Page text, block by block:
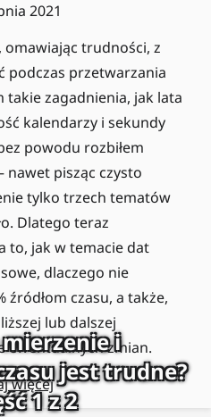
2021
, omawiając trudności, z
podczas przetwarzania
takie zagadnienia, jak lata
kalendarzy i sekundy
powodu rozbiłem
nawet pisząc czysto
tylko trzech tematów
Dlatego teraz
to, jak w temacie dat
dlaczego nie
źródłom czasu, a także,
lub dalszej
ewentualnych zmian.
więcej
i
jest trudne?
1 z 2